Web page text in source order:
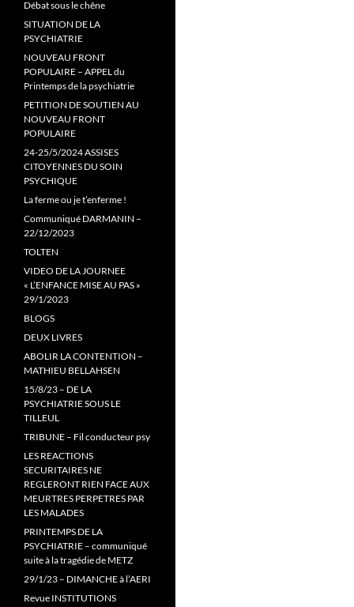
Débat sous le chêne
SITUATION DE LA
PSYCHIATRIE
NOUVEAU FRONT
POPULAIRE – APPEL du
Printemps de la psychiatrie
PETITION DE SOUTIEN AU
NOUVEAU FRONT
POPULAIRE
24-25/5/2024 ASSISES
CITOYENNES DU SOIN
PSYCHIQUE
La ferme ou je t’enferme !
Communiqué DARMANIN –
22/12/2023
TOLTEN
VIDEO DE LA JOURNEE
« L’ENFANCE MISE AU PAS »
29/1/2023
BLOGS
DEUX LIVRES
ABOLIR LA CONTENTION –
MATHIEU BELLAHSEN
15/8/23 – DE LA
PSYCHIATRIE SOUS LE
TILLEUL
TRIBUNE – Fil conducteur psy
LES REACTIONS
SECURITAIRES NE
REGLERONT RIEN FACE AUX
MEURTRES PERPETRES PAR
LES MALADES
PRINTEMPS DE LA
PSYCHIATRIE – communiqué
suite à la tragédie de METZ
29/1/23 – DIMANCHE à l’AERI
Revue INSTITUTIONS